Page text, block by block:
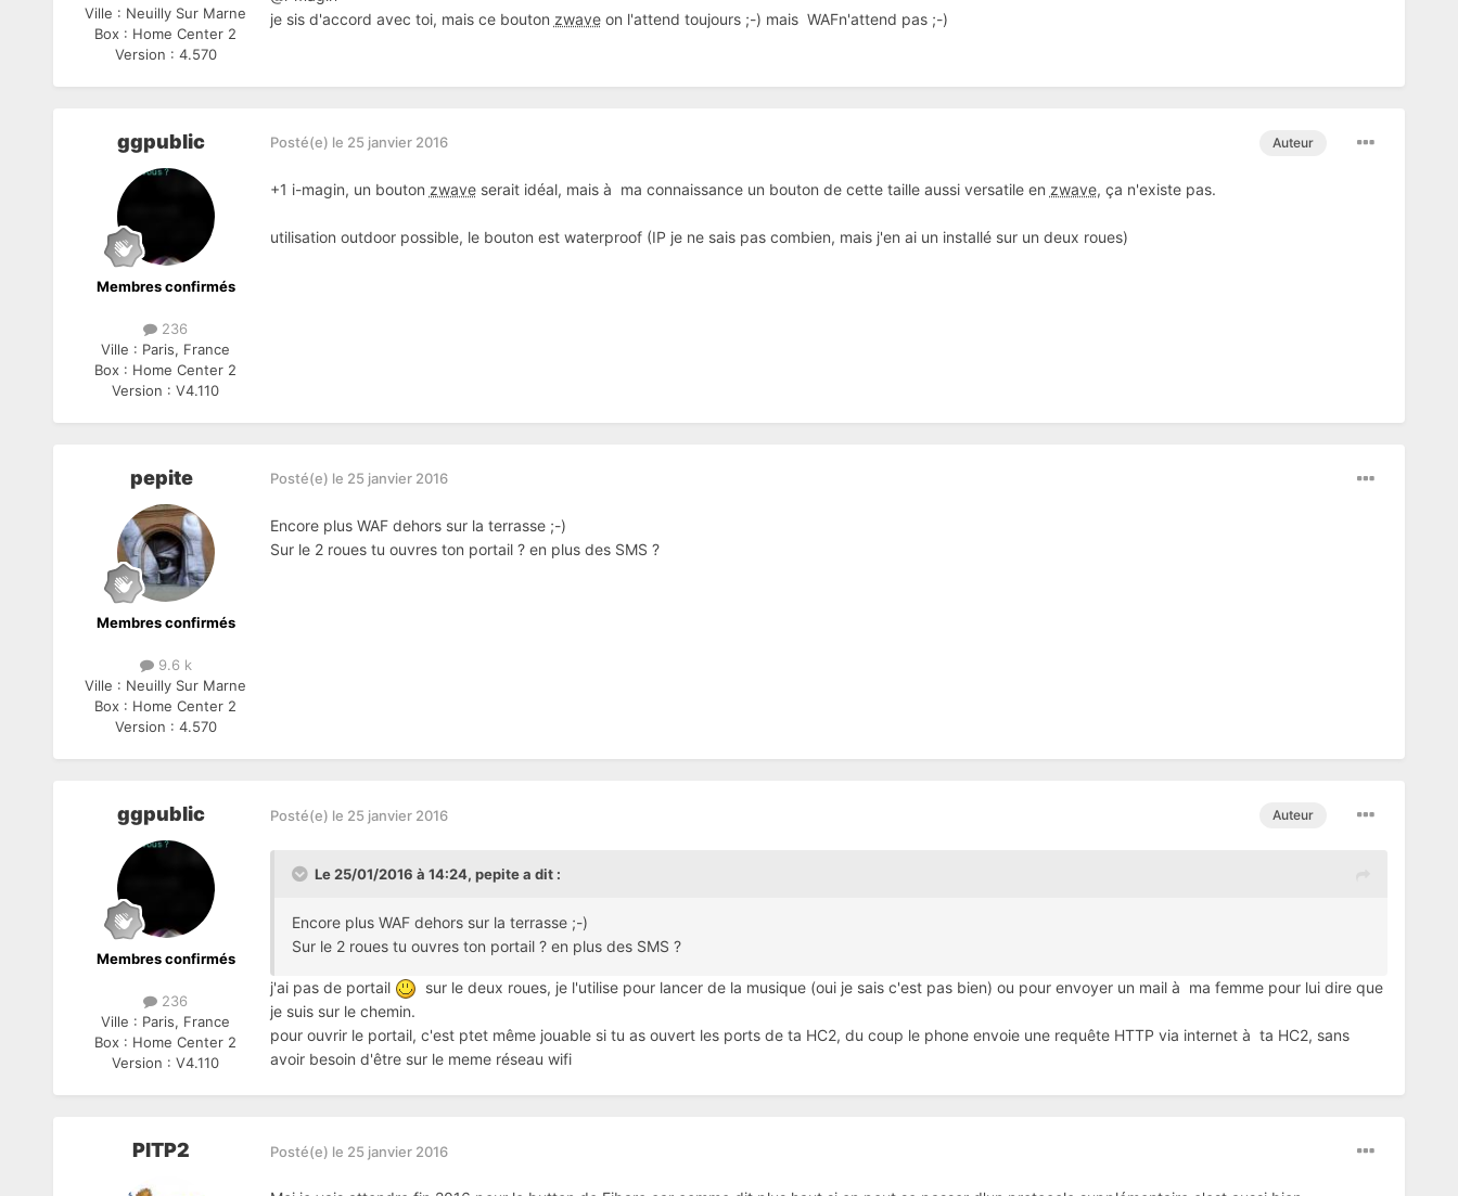
Ville : Neuilly Sur Marne
Box : Home Center 2
Version : 4.570
je sis d'accord avec toi, mais ce bouton zwaveon l'attend toujours ;-) mais WAFn'attend pas ;-)
ggpublic
Membres confirmés
236
Ville : Paris, France
Box : Home Center 2
Version :V4.110
Auteur
Posté(e) le 25 janvier 2016
+1 i-magin, un bouton zwaveserait idéal, mais à ma connaissance un bouton de cette taille aussi versatile en zwave, ça n'existe pas.
utilisation outdoor possible, le bouton est waterproof (IP je ne sais pas combien, mais j'en ai un installé sur un deux roues)
pepite
Membres confirmés
9.6 k
Ville : Neuilly Sur Marne
Box : Home Center 2
Version : 4.570
Posté(e) le 25 janvier 2016
Encore plus WAF dehors sur la terrasse ;-)
Sur le 2 roues tu ouvres ton portail ? en plus des SMS ?
ggpublic
Membres confirmés
236
Ville : Paris, France
Box : Home Center 2
Version :V4.110
Auteur
Posté(e) le 25 janvier 2016
Le 25/01/2016 à 14:24, pepite a dit :
Encore plus WAF dehors sur la terrasse ;-)
Sur le 2 roues tu ouvres ton portail ? en plus des SMS ?
j'ai pas de portail
sur le deux roues, je l'utilise pour lancer de la musique (oui je sais c'est pas bien) ou pour envoyer un mail à ma femme pour lui dire que
je suis sur le chemin.
pour ouvrir le portail, c'est ptet même jouable si tu as ouvert les ports de ta HC2, du coup le phone envoie une requête HTTP via internet à ta HC2, sans
avoir besoin d'être sur le meme réseau wifi
PITP2 Posté(e) le 25 janvier 2016